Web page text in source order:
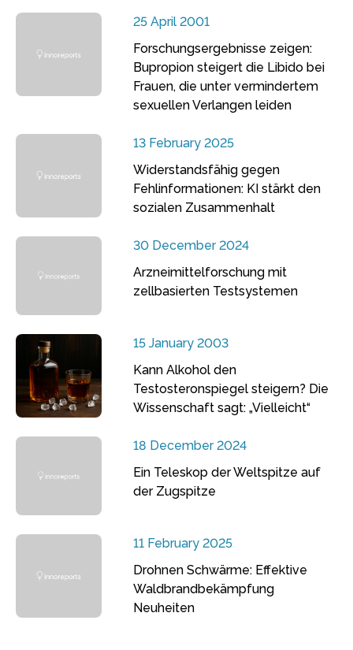
25 April 2001
Forschungsergebnisse zeigen:
Bupropion steigert die Libido bei
Frauen, die unter vermindertem
sexuellen Verlangen leiden
13 February 2025
Widerstandsfähig gegen
Fehlinformationen: KI stärkt den
sozialen Zusammenhalt
30 December 2024
Arzneimittelforschung mit
zellbasierten Testsystemen
15 January 2003
Kann Alkohol den
Testosteronspiegel steigern? Die
Wissenschaft sagt: „Vielleicht“
18 December 2024
Ein Teleskop der Weltspitze auf
der Zugspitze
11 February 2025
Drohnen Schwärme: Effektive
Waldbrandbekämpfung
Neuheiten